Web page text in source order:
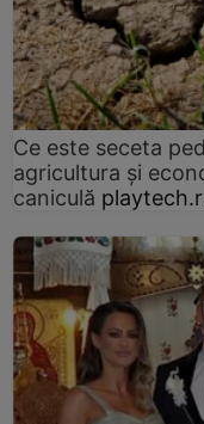
Ce este seceta
agricultura și
caniculă